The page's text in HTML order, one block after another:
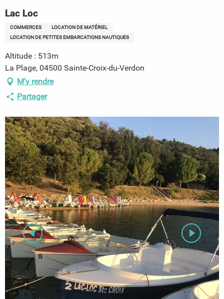
Lac Loc
COMMERCES
LOCATION DE MATÉRIEL
LOCATION DE PETITES EMBARCATIONS NAUTIQUES
Altitude : 513m
La Plage, 04500 Sainte-Croix-du-Verdon
M'y rendre
Partager